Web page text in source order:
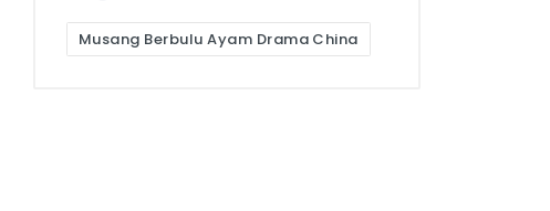
Musang Berbulu Ayam Drama China